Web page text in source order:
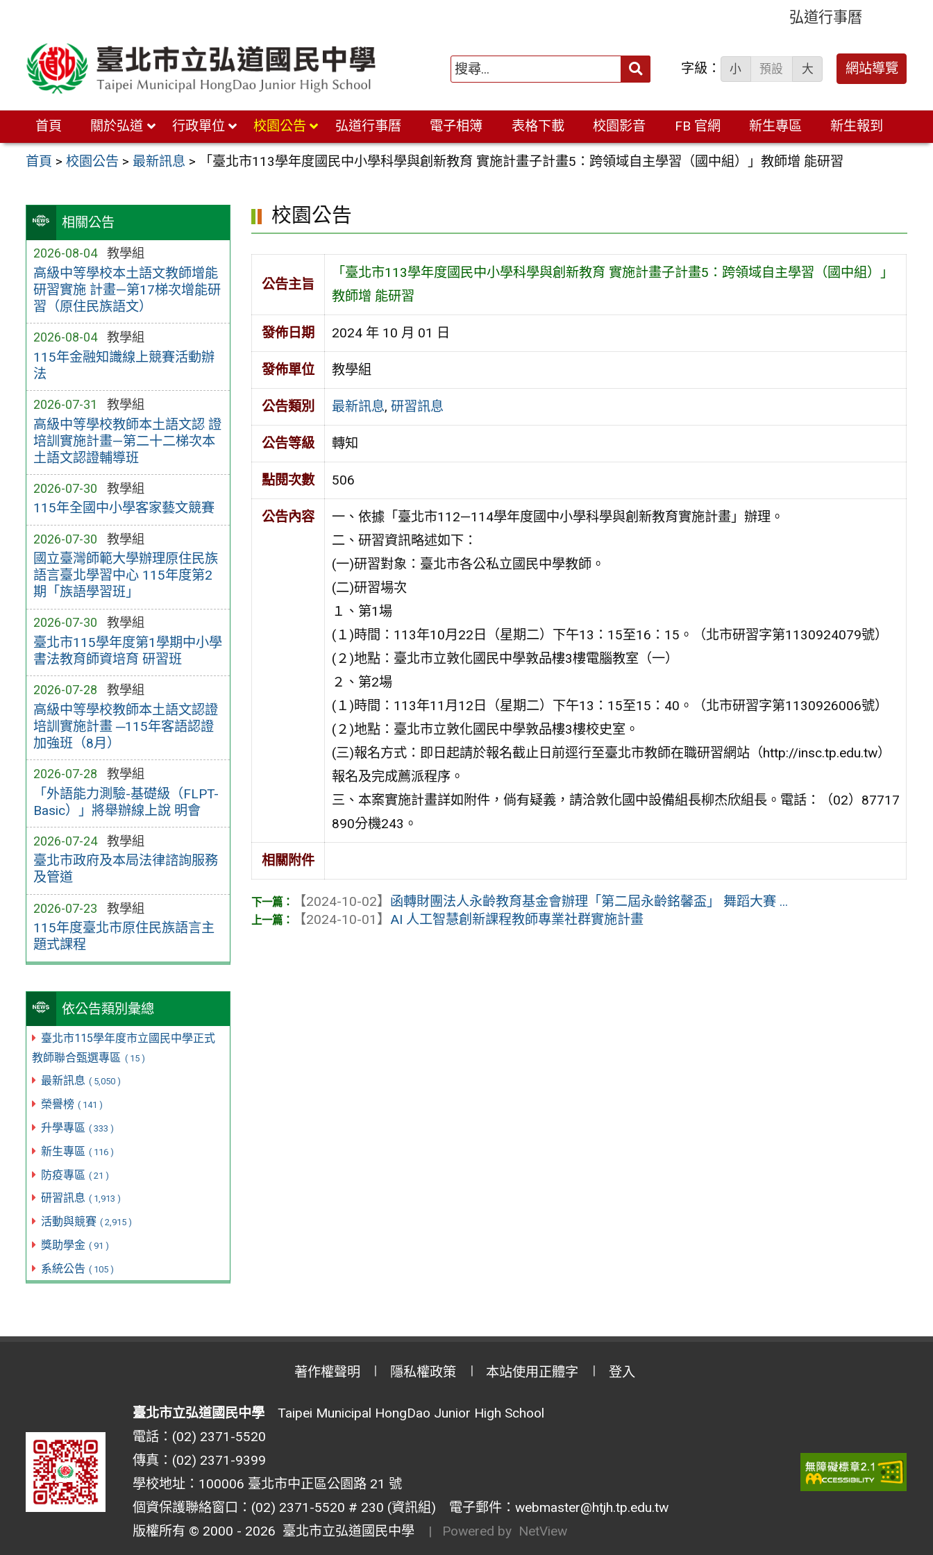
弘道行事曆
搜
字級： 小 預設 大 網站導覽
首頁 關於弘道 行政單位 校園公告 弘道行事曆 電子相簿 表格下載 校園影音 FB 官網 新生專區 新生報到
首頁 >校園公告 > 最新訊息 > 「臺北市113學年度國民中小學科學與創新教育 實施計畫子計畫5：跨領域自主學習（國中組）」教師增 能研習
相關公告
2026-08-04 教學組
高級中等學校本土語文教師增能
研習實施 計畫—第17梯次增能研
習（原住民族語文）
2026-08-04 教學組
115年金融知識線上競賽活動辦
法
2026-07-31 教學組
高級中等學校教師本土語文認 證
培訓實施計畫—第二十二梯次本
土語文認證輔導班
2026-07-30 教學組
115年全國中小學客家藝文競賽
2026-07-30 教學組
國立臺灣師範大學辦理原住民族
語言臺北學習中心 115年度第2
期「族語學習班」
2026-07-30 教學組
臺北市115學年度第1學期中小學
書法教育師資培育 研習班
2026-07-28 教學組
高級中等學校教師本土語文認證
培訓實施計畫 ─115年客語認證
加強班（8月）
2026-07-28 教學組
「外語能力測驗-基礎級（FLPT-
Basic）」將舉辦線上說 明會
2026-07-24 教學組
臺北市政府及本局法律諮詢服務
及管道
2026-07-23 教學組
115年度臺北市原住民族語言主
題式課程
依公告類別彙總
臺北市115學年度市立國民中學正式
教師聯合甄選專區 ( 15 )
最新訊息 ( 5,050 )
榮譽榜 ( 141 )
升學專區 ( 333 )
新生專區 ( 116 )
防疫專區 ( 21 )
研習訊息 ( 1,913 )
活動與競賽 ( 2,915 )
獎助學金 ( 91 )
系統公告 ( 105 )
校園公告
公告主旨
「臺北市113學年度國民中小學科學與創新教育 實施計畫子計畫5：跨領域自主學習（國中組）」
教師增 能研習
發佈日期 2024 年 10 月 01 日
發佈單位 教學組
公告類別 最新訊息, 研習訊息
公告等級 轉知
點閱次數 506
公告內容
一、依據「臺北市112—114學年度國中小學科學與創新教育實施計畫」辦理。
二、研習資訊略述如下：
(一)研習對象：臺北市各公私立國民中學教師。
(二)研習場次
１、第1場
(１)時間：113年10月22日（星期二）下午13：15至16：15。（北市研習字第1130924079號）
(２)地點：臺北市立敦化國民中學敦品樓3樓電腦教室（一）
２、第2場
(１)時間：113年11月12日（星期二）下午13：15至15：40。（北市研習字第1130926006號）
(２)地點：臺北市立敦化國民中學敦品樓3樓校史室。
(三)報名方式：即日起請於報名截止日前逕行至臺北市教師在職研習網站（http://insc.tp.edu.tw）
報名及完成薦派程序。
三、本案實施計畫詳如附件，倘有疑義，請洽敦化國中設備組長柳杰欣組長。電話：（02）87717
890分機243。
相關附件
【2024-10-02】 函轉財團法人永齡教育基金會辦理「第二屆永齡銘馨盃」 舞蹈大賽 ...
【2024-10-01】 AI 人工智慧創新課程教師專業社群實施計畫
著作權聲明 隱私權政策 本站使用正體字 登入
臺北市立弘道國民中學Taipei Municipal HongDao Junior High School
電話：(02) 2371-5520
傳真：(02) 2371-9399
學校地址：100006 臺北市中正區公園路 21 號
個資保護聯絡窗口：(02) 2371-5520 # 230 (資訊組) 電子郵件：webmaster@htjh.tp.edu.tw
版權所有 © 2000 - 2026 臺北市立弘道國民中學 | Powered by NetView